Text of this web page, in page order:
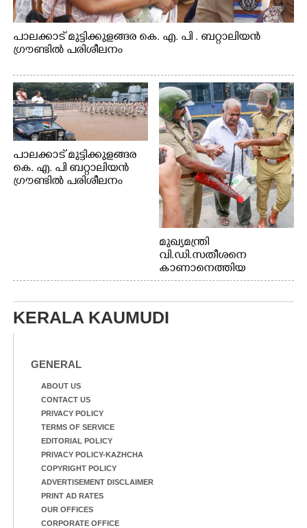
പാലക്കാട് മുട്ടിക്കുളങ്ങര കെ. എ. പി . ബറ്റാലിയൻ
ഗ്രൗണ്ടിൽ പരിശീലനം
പാലക്കാട് മുട്ടിക്കുളങ്ങര
കെ. എ. പി ബറ്റാലിയൻ
ഗ്രൗണ്ടിൽ പരിശീലനം
മുഖ്യമന്ത്രി
വി.ഡി.സതീശനെ
കാണാനെത്തിയ
മോഹനൻ നായർ
KERALA KAUMUDI
GENERAL
ABOUT US
CONTACT US
PRIVACY POLICY
TERMS OF SERVICE
EDITORIAL POLICY
PRIVACY POLICY-KAZHCHA
COPYRIGHT POLICY
ADVERTISEMENT DISCLAIMER
PRINT AD RATES
OUR OFFICES
CORPORATE OFFICE